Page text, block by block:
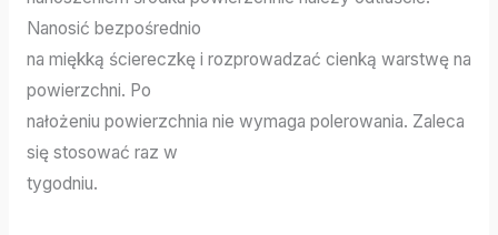
Nanosić bezpośrednio
na miękką ściereczkę i rozprowadzać cienką warstwę na
powierzchni. Po
nałożeniu powierzchnia nie wymaga polerowania. Zaleca
się stosować raz w
tygodniu.